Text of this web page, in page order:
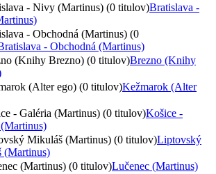
- Nivy (Martinus) (0 titulov)Bratislava -
- Obchodná (Martinus) (0
- Obchodná (Martinus)
(Knihy Brezno) (0 titulov)Brezno (Knihy
(Alter ego) (0 titulov)Kežmarok (Alter
- Galéria (Martinus) (0 titulov)Košice -
Mikuláš (Martinus) (0 titulov)Liptovský
(Martinus)
(Martinus) (0 titulov)Lučenec (Martinus)